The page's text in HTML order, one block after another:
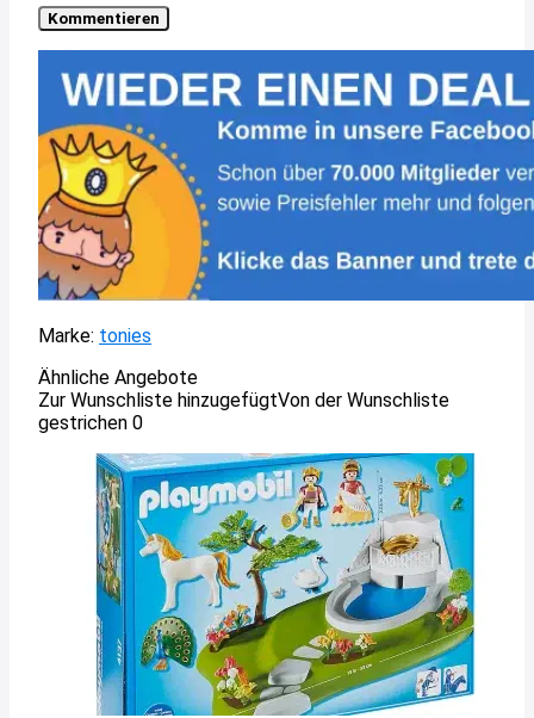
Marke: tonies
Ähnliche Angebote
Zur Wunschliste hinzugefügtVon der Wunschliste
gestrichen 0